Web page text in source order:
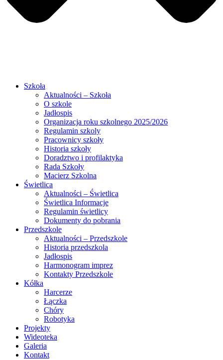
Szkoła
Aktualności – Szkoła
O szkole
Jadłospis
Organizacja roku szkolnego 2025/2026
Regulamin szkoly
Pracownicy szkoły
Historia szkoły
Doradztwo i profilaktyka
Rada Szkoły
Macierz Szkolna
Świetlica
Aktualności – Świetlica
Świetlica Informacje
Regulamin świetlicy
Dokumenty do pobrania
Przedszkole
Aktualności – Przedszkole
Historia przedszkola
Jadłospis
Harmonogram imprez
Kontakty Przedszkole
Kółka
Harcerze
Łączka
Chóry
Robotyka
Projekty
Wideoteka
Galeria
Kontakt